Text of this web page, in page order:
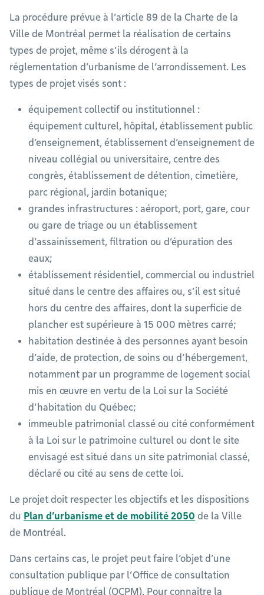
La procédure prévue à l’article 89 de la Charte de la
Ville de Montréal permet la réalisation de certains
types de projet, même s’ils dérogent à la
réglementation d’urbanisme de l’arrondissement. Les
types de projet visés sont :
équipement collectif ou institutionnel :
équipement culturel, hôpital, établissement public
d’enseignement, établissement d’enseignement de
niveau collégial ou universitaire, centre des
congrès, établissement de détention, cimetière,
parc régional, jardin botanique;
grandes infrastructures : aéroport, port, gare, cour
ou gare de triage ou un établissement
d’assainissement, filtration ou d’épuration des
eaux;
établissement résidentiel, commercial ou industriel
situé dans le centre des affaires ou, s’il est situé
hors du centre des affaires, dont la superficie de
plancher est supérieure à 15 000 mètres carré;
habitation destinée à des personnes ayant besoin
d’aide, de protection, de soins ou d’hébergement,
notamment par un programme de logement social
mis en œuvre en vertu de la Loi sur la Société
d’habitation du Québec;
immeuble patrimonial classé ou cité conformément
à la Loi sur le patrimoine culturel ou dont le site
envisagé est situé dans un site patrimonial classé,
déclaré ou cité au sens de cette loi.
Le projet doit respecter les objectifs et les dispositions
du Plan d’urbanisme et de mobilité 2050 de la Ville
de Montréal.
Dans certains cas, le projet peut faire l’objet d’une
consultation publique par l’Office de consultation
publique de Montréal (OCPM). Pour connaître la